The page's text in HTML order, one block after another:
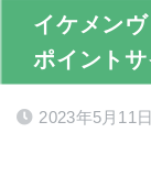
イケメン
ポイント
2023年5月11日